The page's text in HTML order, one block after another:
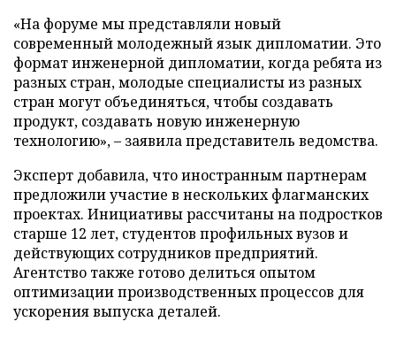
«На форуме мы представляли новый
современный молодежный язык дипломатии. Это
формат инженерной дипломатии, когда ребята из
разных стран, молодые специалисты из разных
стран могут объединяться, чтобы создавать
продукт, создавать новую инженерную
технологию», – заявила представитель ведомства.
Эксперт добавила, что иностранным партнерам
предложили участие в нескольких флагманских
проектах. Инициативы рассчитаны на подростков
старше 12 лет, студентов профильных вузов и
действующих сотрудников предприятий.
Агентство также готово делиться опытом
оптимизации производственных процессов для
ускорения выпуска деталей.